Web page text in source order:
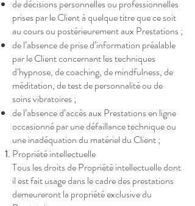
de décisions personnelles ou professionnelles
prises par le Client à quelque titre que ce soit
au cours ou postérieurement aux Prestations ;
de l’absence de prise d’information préalable
par le Client concernant les techniques
d’hypnose, de coaching, de mindfulness, de
méditation, de test de personnalité ou de
soins vibratoires ;
de l’absence d’accès aux Prestations en ligne
occasionné par une défaillance technique ou
une inadéquation du matériel du Client ;
Propriété intellectuelle
Tous les droits de Propriété intellectuelle dont
il est fait usage dans le cadre des prestations
demeureront la propriété exclusive du